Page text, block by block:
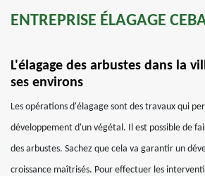
ENTREPRISE ÉLAGAGE
L'élagage des arbustes dans la
ses environs
Les opérations d'élagage sont des travaux qui
développement d'un végétal. Il est possible de
des arbustes. Sachez que cela va garantir un
croissance maîtrisés. Pour effectuer les